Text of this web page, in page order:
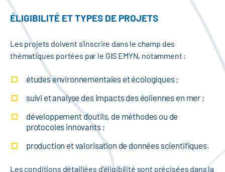
ÉLIGIBILITÉ ET TYPES DE PROJETS
Les projets doivent s’inscrire dans le champ des
thématiques portées par le GIS EMYN, notamment :
études environnementales et écologiques ;
suivi et analyse des impacts des éoliennes en mer ;
développement d’outils, de méthodes ou de
protocoles innovants ;
production et valorisation de données scientifiques.
Les conditions détaillées d’éligibilité sont précisées dans la